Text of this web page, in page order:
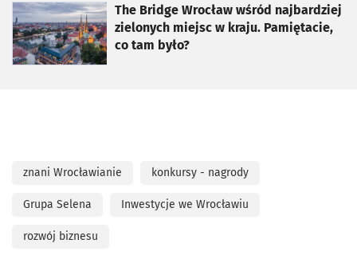
The Bridge Wrocław wśród najbardziej
zielonych miejsc w kraju. Pamiętacie,
co tam było?
otworzy się w nowej karcie
znani Wrocławianie konkursy - nagrody
Grupa Selena Inwestycje we Wrocławiu
rozwój biznesu